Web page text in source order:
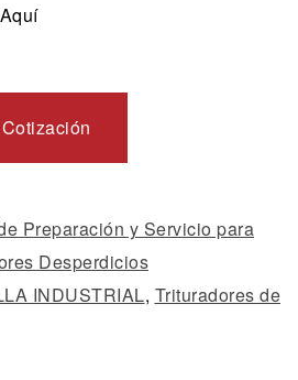
Preparación y Servicio para
Desperdicios
INDUSTRIAL, Trituradores de